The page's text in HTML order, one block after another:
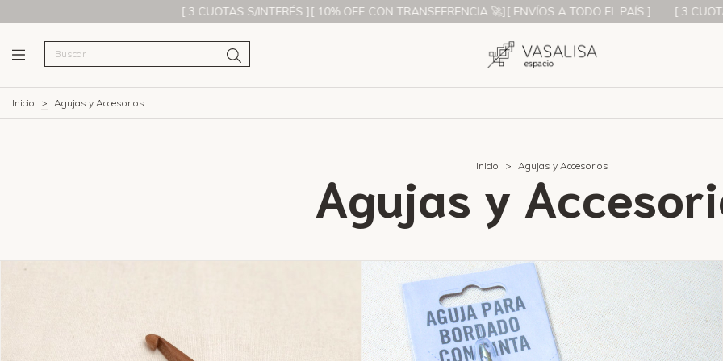
[ 3 CUOTAS S/INTERÉS ][ 10% OFF CON TRANSFERENCIA 🚀][ ENVÍOS A TODO EL PAÍS ] [ 3 CUOTAS S/INTERÉS ][ 10% OFF CON
Inicio > Agujas y Accesorios
Inicio > Agujas y Accesorios
Agujas y